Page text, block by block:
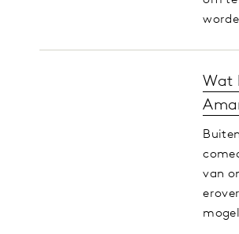
Wat
van